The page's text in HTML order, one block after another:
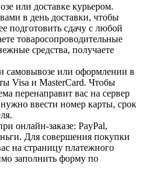
или доставке курьером.
в день доставки, чтобы
подготовить сдачу с любой
товаросопроводительные
средства, получаете
самовывозе или оформлении в
Visa и MasterCard. Чтобы
перенаправит вас на сервер
ввести номер карты, срок
онлайн-заказе: PayPal,
Для совершения покупки
на страницу платежного
заполнить форму по